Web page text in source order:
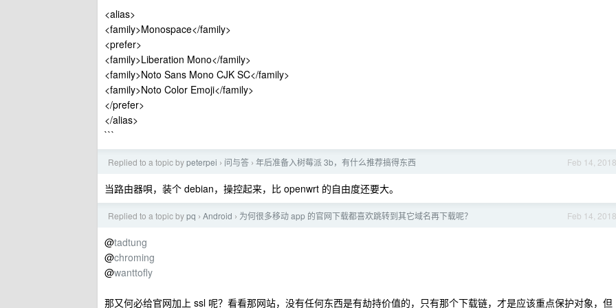
<alias>
<family>Monospace</family>
<prefer>
<family>Liberation Mono</family>
<family>Noto Sans Mono CJK SC</family>
<family>Noto Color Emoji</family>
</prefer>
</alias>
```
Feb 14, 2018
Replied to a topic bypeterpei › 问与答 › 年后准备入树莓派 3b，有什么推荐搞得东西
当路由器唄，装个 debian，操控起来，比 openwrt 的自由度还要大。
Feb 14, 2018
Replied to a topic bypq › Android › 为何很多移动 app 的官网下载都喜欢跳转到其它域名再下载呢？
@tadtung
@chroming
@wanttofly
那又何必给官网加上 ssl 呢？看看那网站，没有任何东西是有劫持价值的，只有那个下载链，才是应该重点保护对象，但